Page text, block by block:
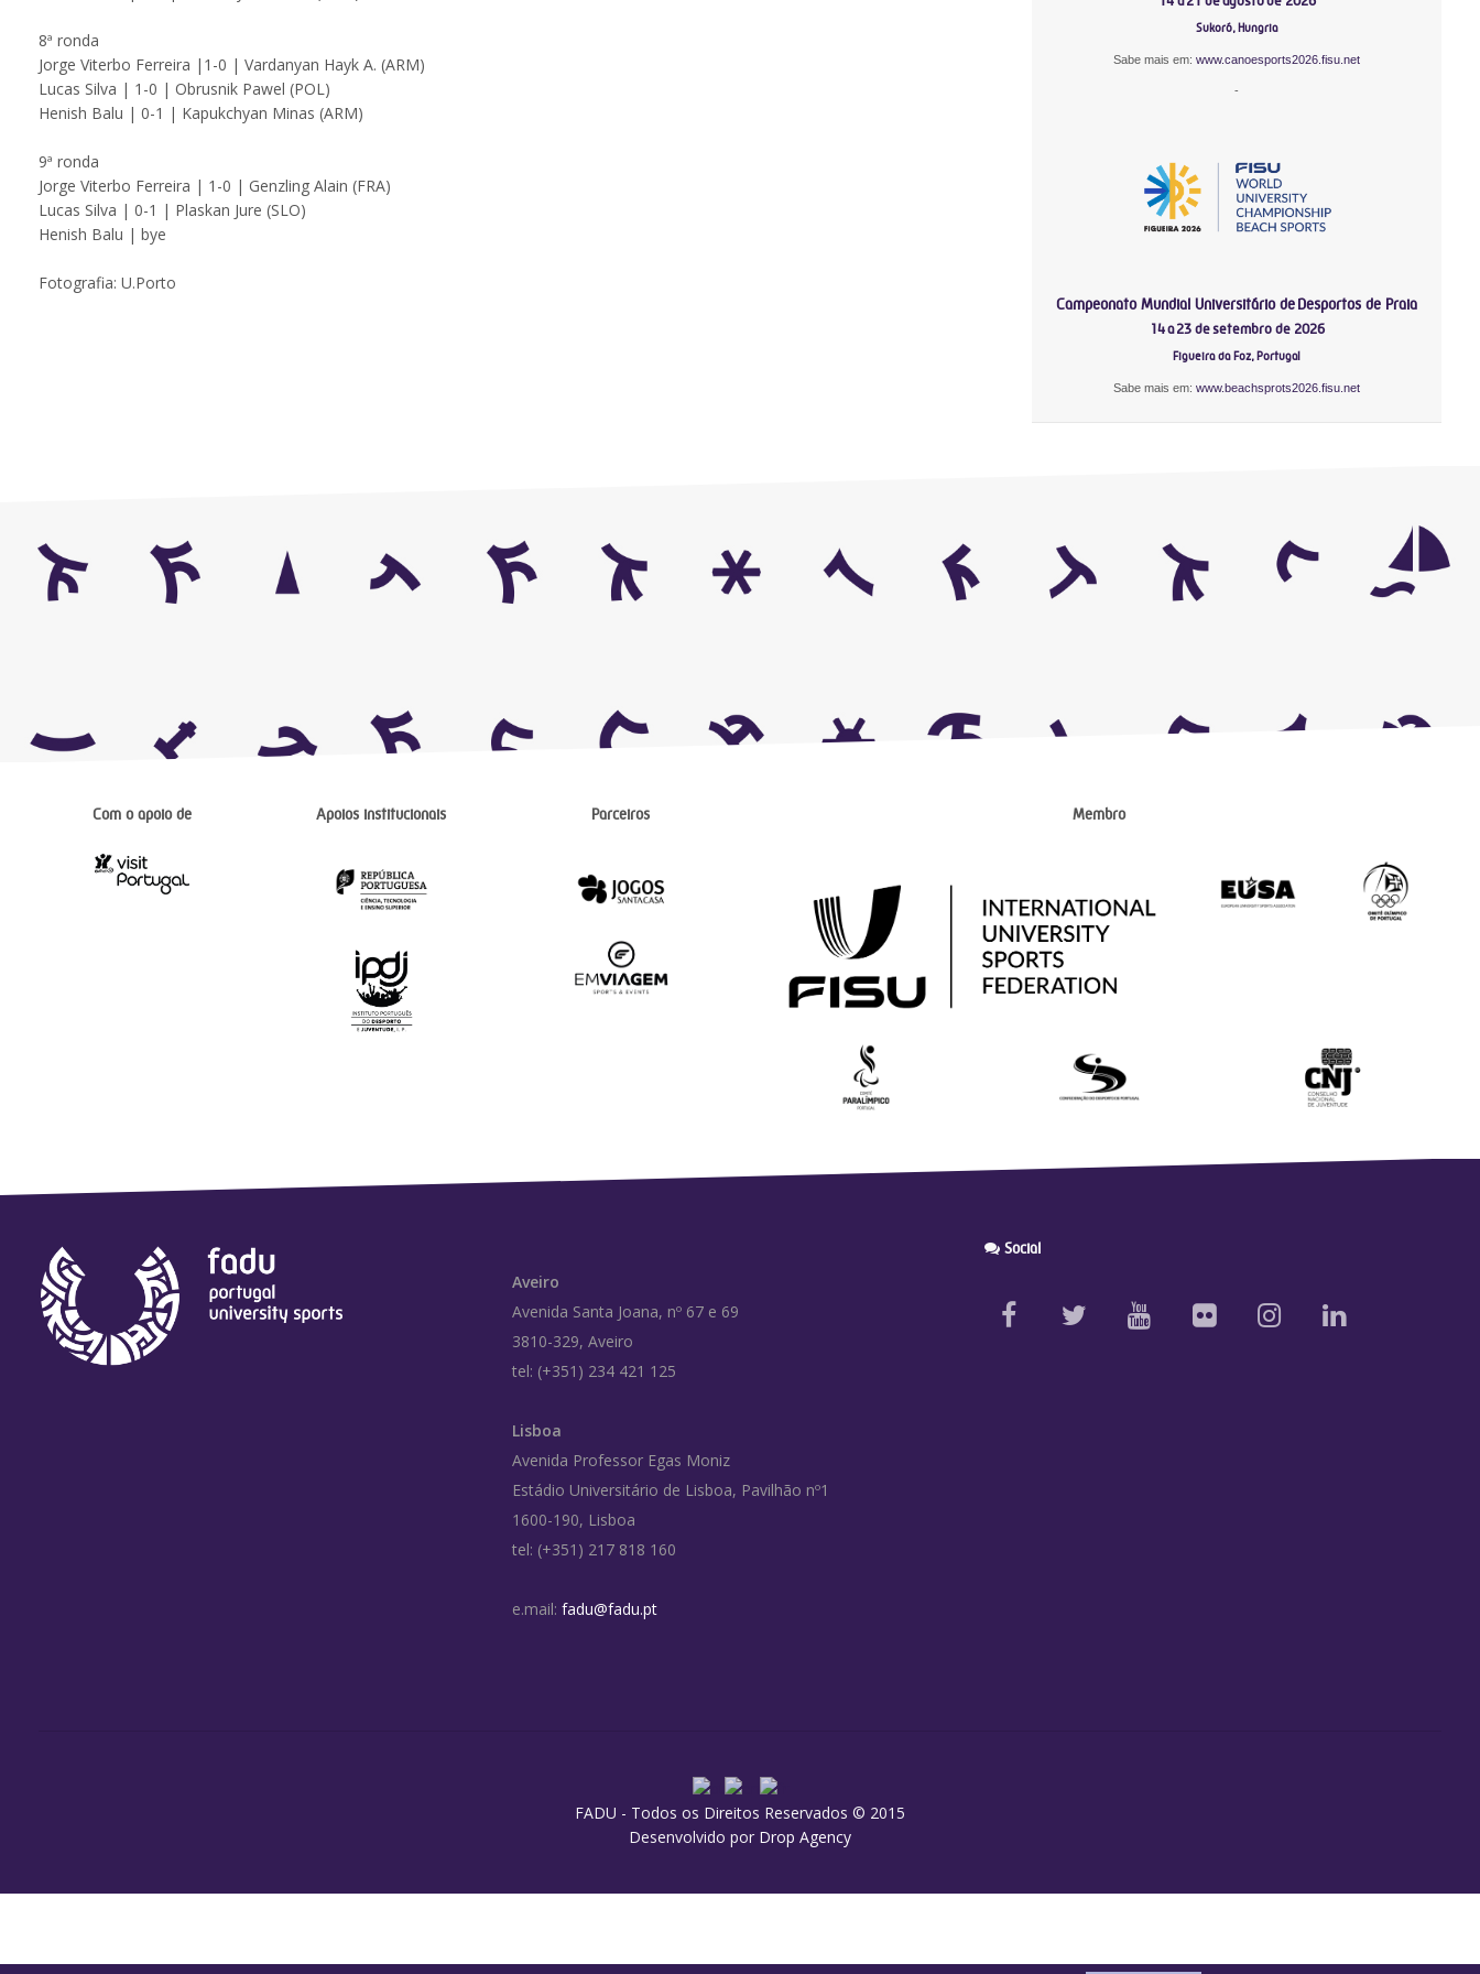
8ª ronda
Jorge Viterbo Ferreira |1-0 | Vardanyan Hayk A. (ARM)
Lucas Silva | 1-0 | Obrusnik Pawel (POL)
Henish Balu | 0-1 | Kapukchyan Minas (ARM)
9ª ronda
Jorge Viterbo Ferreira | 1-0 | Genzling Alain (FRA)
Lucas Silva | 0-1 | Plaskan Jure (SLO)
Henish Balu | bye
Fotografia: U.Porto
Sukoró, Hungria
Sabe mais em:www.canoesports2026.fisu.net
-
Campeonato Mundial Universitário de Desportos de Praia
14 a 23 de setembro de 2026
Figueira da Foz, Portugal
Sabe mais em:www.beachsprots2026.fisu.net
Com o apoio de Apoios institucionais Parceiros Membro
Aveiro
Avenida Santa Joana, nº 67 e 69
3810-329, Aveiro
tel: (+351) 234 421 125
Lisboa
Avenida Professor Egas Moniz
Estádio Universitário de Lisboa, Pavilhão nº1
1600-190, Lisboa
tel: (+351) 217 818 160
e.mail: fadu@fadu.pt
Social
FADU - Todos os Direitos Reservados © 2015
Desenvolvido por Drop Agency